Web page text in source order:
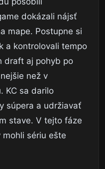
dokázali nájsť
mape. Postupne si
a kontrolovali tempo
draft aj pohyb po
než v
KC sa darilo
súpera a udržiavať
stave. V tejto fáze
sériu ešte